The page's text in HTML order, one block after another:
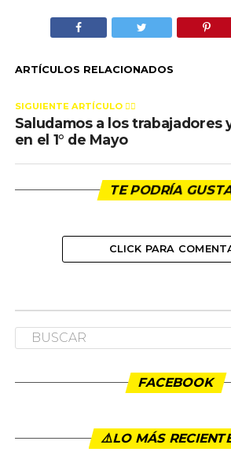
ARTÍCULOS RELACIONADOS
SIGUIENTE ARTÍCULO 👈🏻
Saludamos a los trabajadores
en el 1° de Mayo
TE PODRÍA
CLICK PARA
NACIONALES
Saludamos a los
pensionados en el 1° de
Publicado 6 años ago en 11:20 pm
By admin